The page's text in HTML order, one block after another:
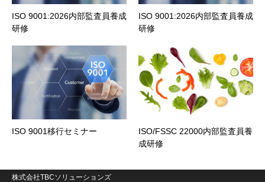
ISO 9001:2026内部監査員養成
研修
ISO 9001:2026内部監査員養成
研修
ISO 9001移行セミナー
ISO/FSSC 22000内部監査員養
成研修
株式会社TBCソリューションズ